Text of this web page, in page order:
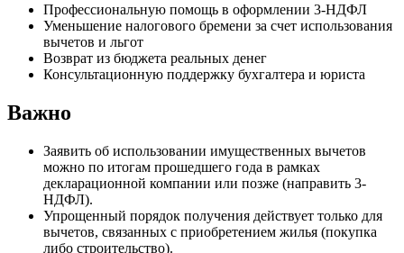
Профессиональную помощь в оформлении 3-НДФЛ
Уменьшение налогового бремени за счет использования
вычетов и льгот
Возврат из бюджета реальных денег
Консультационную поддержку бухгалтера и юриста
Важно
Заявить об использовании имущественных вычетов
можно по итогам прошедшего года в рамках
декларационной компании или позже (направить 3-
НДФЛ).
Упрощенный порядок получения действует только для
вычетов, связанных с приобретением жилья (покупка
либо строительство).